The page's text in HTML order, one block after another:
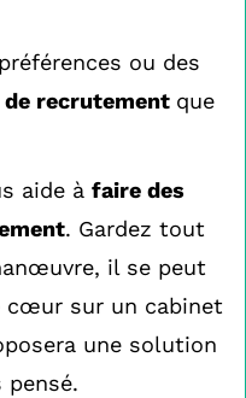
ou des
de recrutement que
aide à faire des
. Gardez tout
il se peut
cœur sur un cabinet
une solution
pensé.